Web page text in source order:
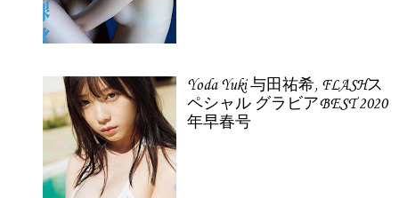
Yoda Yuki 与田祐希, FLASHス
ペシャル グラビアBEST 2020
年早春号